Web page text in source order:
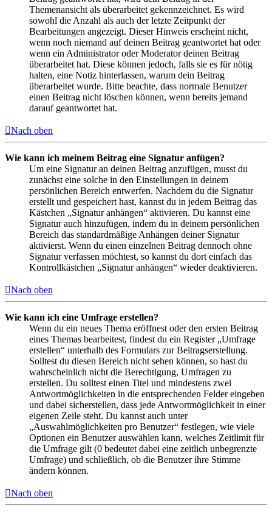
Themenansicht als überarbeitet gekennzeichnet. Es wird
sowohl die Anzahl als auch der letzte Zeitpunkt der
Bearbeitungen angezeigt. Dieser Hinweis erscheint nicht,
wenn noch niemand auf deinen Beitrag geantwortet hat oder
wenn ein Administrator oder Moderator deinen Beitrag
überarbeitet hat. Diese können jedoch, falls sie es für nötig
halten, eine Notiz hinterlassen, warum dein Beitrag
überarbeitet wurde. Bitte beachte, dass normale Benutzer
einen Beitrag nicht löschen können, wenn bereits jemand
darauf geantwortet hat.
Nach oben
Wie kann ich meinem Beitrag eine Signatur anfügen?
Um eine Signatur an deinen Beitrag anzufügen, musst du
zunächst eine solche in den Einstellungen in deinem
persönlichen Bereich entwerfen. Nachdem du die Signatur
erstellt und gespeichert hast, kannst du in jedem Beitrag das
Kästchen „Signatur anhängen“ aktivieren. Du kannst eine
Signatur auch hinzufügen, indem du in deinem persönlichen
Bereich das standardmäßige Anhängen deiner Signatur
aktivierst. Wenn du einen einzelnen Beitrag dennoch ohne
Signatur verfassen möchtest, so kannst du dort einfach das
Kontrollkästchen „Signatur anhängen“ wieder deaktivieren.
Nach oben
Wie kann ich eine Umfrage erstellen?
Wenn du ein neues Thema eröffnest oder den ersten Beitrag
eines Themas bearbeitest, findest du ein Register „Umfrage
erstellen“ unterhalb des Formulars zur Beitragserstellung.
Solltest du diesen Bereich nicht sehen können, so hast du
wahrscheinlich nicht die Berechtigung, Umfragen zu
erstellen. Du solltest einen Titel und mindestens zwei
Antwortmöglichkeiten in die entsprechenden Felder eingeben
und dabei sicherstellen, dass jede Antwortmöglichkeit in einer
eigenen Zeile steht. Du kannst auch unter
„Auswahlmöglichkeiten pro Benutzer“ festlegen, wie viele
Optionen ein Benutzer auswählen kann, welches Zeitlimit für
die Umfrage gilt (0 bedeutet dabei eine zeitlich unbegrenzte
Umfrage) und schließlich, ob die Benutzer ihre Stimme
ändern können.
Nach oben